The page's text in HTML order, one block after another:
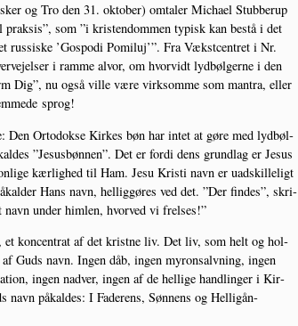
og Tro den 31. okto­ber) omta­ler Micha­el Stub­be­rup
prak­sis”, som ”i kri­sten­dom­men typisk kan bestå i det
rus­si­ske ’Gospo­di Pomil­uj’”. Fra Vækst­cen­tret i Nr.
i ram­me alvor, om hvor­vidt lyd­bøl­ger­ne i den
Dig”, nu også vil­le være virk­som­me som man­tra, eller
sprog!
Den Orto­dok­se Kir­kes bøn har intet at gøre med lyd­bøl­
”Jesus­bøn­nen”. Det er for­di dens grund­lag er Jesus
kær­lig­hed til Ham. Jesu Kri­sti navn er uad­skil­le­ligt
Hans navn, hel­lig­gø­res ved det. ”Der fin­des”, skri­
navn under him­len, hvor­ved vi frelses!”
et kon­cen­trat af det krist­ne liv. Det liv, som helt og hol­
af Guds navn. Ingen dåb, ingen myronsalv­ning, ingen
ingen nad­ver, ingen af de hel­li­ge hand­lin­ger i Kir­
navn påkal­des: I Fade­rens, Søn­nens og Hel­li­gån­